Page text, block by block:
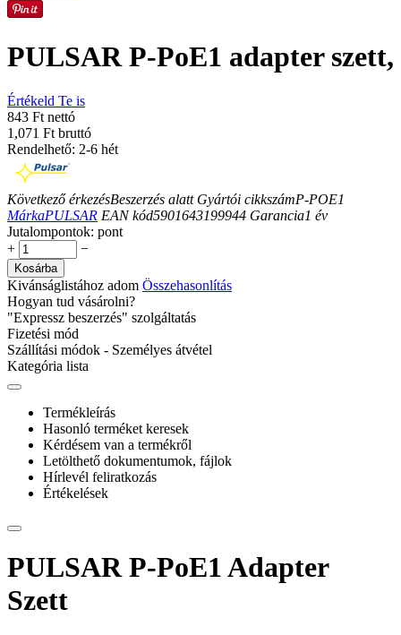
PULSAR P-PoE1 adapter szett,
Értékeld Te is
843 Ft nettó
1,071 Ft bruttó
Rendelhető: 2-6 hét
Következő érkezésBeszerzés alatt Gyártói cikkszámP-POE1
MárkaPULSAR EAN kód5901643199944 Garancia1 év
Jutalompontok: pont
+
−
Kosárba
Kivánságlistához adom Összehasonlítás
Hogyan tud vásárolni?
"Expressz beszerzés" szolgáltatás
Fizetési mód
Szállítási módok - Személyes átvétel
Kategória lista
Termékleírás
Hasonló terméket keresek
Kérdésem van a termékről
Letölthető dokumentumok, fájlok
Hírlevél feliratkozás
Értékelések
PULSAR P-PoE1 Adapter
Szett